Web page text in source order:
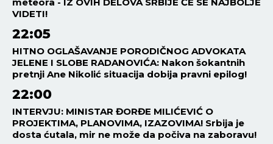
meteora - IZ OVIH DELOVA SRBIJE ĆE SE NAJBOLJE
VIDETI!
22:05
HITNO OGLAŠAVANJE PORODIČNOG ADVOKATA
JELENE I SLOBE RADANOVIĆA: Nakon šokantnih
pretnji Ane Nikolić situacija dobija pravni epilog!
22:00
INTERVJU: MINISTAR ĐORĐE MILIĆEVIĆ O
PROJEKTIMA, PLANOVIMA, IZAZOVIMA! Srbija je
dosta ćutala, mir ne može da počiva na zaboravu!